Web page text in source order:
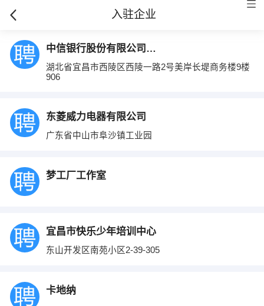
入驻企业
中信银行股份有限公司信用卡中心宜昌分中心
湖北省宜昌市西陵区西陵一路2号美岸长堤商务楼9楼
906
东菱威力电器有限公司
广东省中山市阜沙镇工业园
梦工厂工作室
宜昌市快乐少年培训中心
东山开发区南苑小区2-39-305
卡地纳